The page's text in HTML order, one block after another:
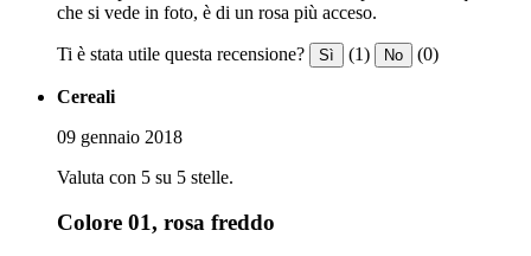
che si vede in foto, è di un rosa più acceso.
Ti è stata utile questa recensione? Sì (1) No (0)
Cereali
09 gennaio 2018
Valuta con 5 su 5 stelle.
Colore 01, rosa freddo